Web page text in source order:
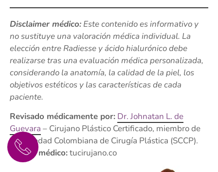
Disclaimer médico: Este contenido es informativo y
no sustituye una valoración médica individual. La
elección entre Radiesse y ácido hialurónico debe
realizarse tras una evaluación médica personalizada,
considerando la anatomía, la calidad de la piel, los
objetivos estéticos y las características de cada
paciente.
Revisado médicamente por: Dr. Johnatan L. de
Guevara – Cirujano Plástico Certificado, miembro de
la Sociedad Colombiana de Cirugía Plástica (SCCP).
Equipo médico:tucirujano.co